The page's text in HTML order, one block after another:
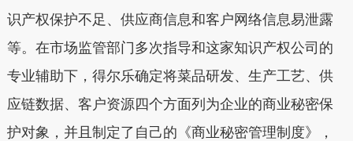
识产权保护不足、供应商信息和客户网络信息易泄露
等。在市场监管部门多次指导和这家知识产权公司的
专业辅助下，得尔乐确定将菜品研发、生产工艺、供
应链数据、客户资源四个方面列为企业的商业秘密保
护对象，并且制定了自己的《商业秘密管理制度》，